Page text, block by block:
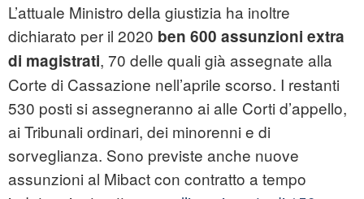
L’attuale Ministro della giustizia ha inoltre
dichiarato per il 2020 ben 600 assunzioni extra
di magistrati, 70 delle quali già assegnate alla
Corte di Cassazione nell’aprile scorso. I restanti
530 posti si assegneranno ai alle Corti d’appello,
ai Tribunali ordinari, dei minorenni e di
sorveglianza. Sono previste anche nuove
assunzioni al Mibact con contratto a tempo